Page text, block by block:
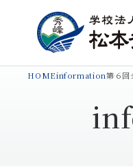
HOMEinformation第６